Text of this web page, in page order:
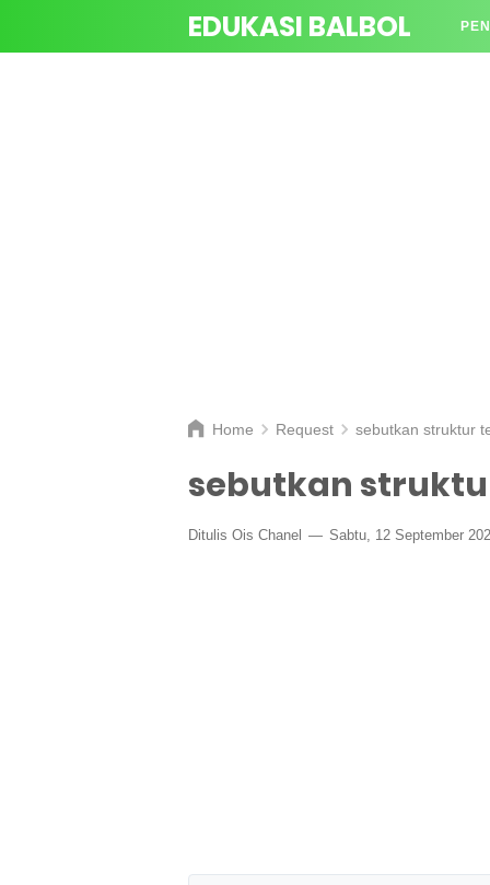
EDUKASI BALBOL
Home Request sebutkan struktur
sebutkan
Ditulis Ois Chanel Sabtu, 12 September